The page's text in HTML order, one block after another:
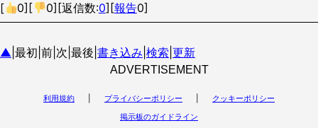
[
0][ 0][返信数:0][報告0]
▲ |最初|前|次|最後| 書き込み 検索 更新
ADVERTISEMENT
利用規約 プライバシーポリシー
クッキーポリシー
掲示板のガイドライン